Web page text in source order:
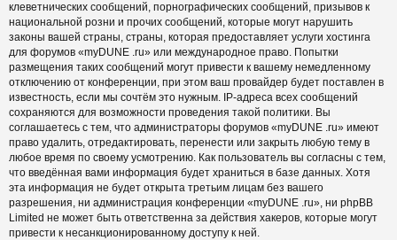
клеветнических сообщений, порнографических сообщений, призывов к
национальной розни и прочих сообщений, которые могут нарушить
законы вашей страны, страны, которая предоставляет услуги хостинга
для форумов «myDUNE .ru» или международное право. Попытки
размещения таких сообщений могут привести к вашему немедленному
отключению от конференции, при этом ваш провайдер будет поставлен в
известность, если мы сочтём это нужным. IP-адреса всех сообщений
сохраняются для возможности проведения такой политики. Вы
соглашаетесь с тем, что администраторы форумов «myDUNE .ru» имеют
право удалить, отредактировать, перенести или закрыть любую тему в
любое время по своему усмотрению. Как пользователь вы согласны с тем,
что введённая вами информация будет храниться в базе данных. Хотя
эта информация не будет открыта третьим лицам без вашего
разрешения, ни администрация конференции «myDUNE .ru», ни phpBB
Limited не может быть ответственна за действия хакеров, которые могут
привести к несанкционированному доступу к ней.